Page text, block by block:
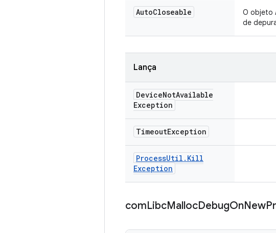
AutoCloseable
O objeto
de
Lança
DeviceNotAvailable
Exception
TimeoutException
ProcessUtil . Kill
Exception
comLibcMallocDebugOnNew